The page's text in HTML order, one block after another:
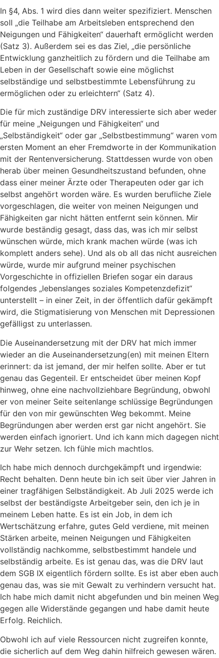
In §4, Abs. 1 wird dies dann weiter spezifiziert. Menschen
soll „die Teilhabe am Arbeitsleben entsprechend den
Neigungen und Fähigkeiten“ dauerhaft ermöglicht werden
(Satz 3). Außerdem sei es das Ziel, „die persönliche
Entwicklung ganzheitlich zu fördern und die Teilhabe am
Leben in der Gesellschaft sowie eine möglichst
selbständige und selbstbestimmte Lebensführung zu
ermöglichen oder zu erleichtern“ (Satz 4).
Die für mich zuständige DRV interessierte sich aber weder
für meine „Neigungen und Fähigkeiten“ und
„Selbständigkeit“ oder gar „Selbstbestimmung“ waren vom
ersten Moment an eher Fremdworte in der Kommunikation
mit der Rentenversicherung. Stattdessen wurde von oben
herab über meinen Gesundheitszustand befunden, ohne
dass einer meiner Ärzte oder Therapeuten oder gar ich
selbst angehört worden wäre. Es wurden berufliche Ziele
vorgeschlagen, die weiter von meinen Neigungen und
Fähigkeiten gar nicht hätten entfernt sein können. Mir
wurde beständig gesagt, dass das, was ich mir selbst
wünschen würde, mich krank machen würde (was ich
komplett anders sehe). Und als ob all das nicht ausreichen
würde, wurde mir aufgrund meiner psychischen
Vorgeschichte in offiziellen Briefen sogar ein daraus
folgendes „lebenslanges soziales Kompetenzdefizit“
unterstellt – in einer Zeit, in der öffentlich dafür gekämpft
wird, die Stigmatisierung von Menschen mit Depressionen
gefälligst zu unterlassen.
Die Auseinandersetzung mit der DRV hat mich immer
wieder an die Auseinandersetzung(en) mit meinen Eltern
erinnert: da ist jemand, der mir helfen sollte. Aber er tut
genau das Gegenteil. Er entscheidet über meinen Kopf
hinweg, ohne eine nachvollziehbare Begründung, obwohl
er von meiner Seite seitenlange schlüssige Begründungen
für den von mir gewünschten Weg bekommt. Meine
Begründungen aber werden erst gar nicht angehört. Sie
werden einfach ignoriert. Und ich kann mich dagegen nicht
zur Wehr setzen. Ich fühle mich machtlos.
Ich habe mich dennoch durchgekämpft und irgendwie:
Recht behalten. Denn heute bin ich seit über vier Jahren in
einer tragfähigen Selbständigkeit. Ab Juli 2025 werde ich
selbst der beständigste Arbeitgeber sein, den ich je in
meinem Leben hatte. Es ist ein Job, in dem ich
Wertschätzung erfahre, gutes Geld verdiene, mit meinen
Stärken arbeite, meinen Neigungen und Fähigkeiten
vollständig nachkomme, selbstbestimmt handele und
selbständig arbeite. Es ist genau das, was die DRV laut
dem SGB IX eigentlich fördern sollte. Es ist aber eben auch
genau das, was sie mit Gewalt zu verhindern versucht hat.
Ich habe mich damit nicht abgefunden und bin meinen Weg
gegen alle Widerstände gegangen und habe damit heute
Erfolg. Reichlich.
Obwohl ich auf viele Ressourcen nicht zugreifen konnte,
die sicherlich auf dem Weg dahin hilfreich gewesen wären.